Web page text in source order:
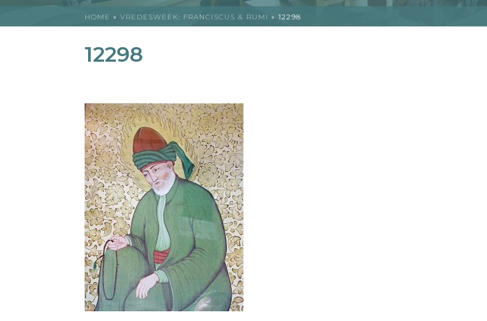
HOME » VREDESWEEK: FRANCISCUS & RUMI » 12298
12298